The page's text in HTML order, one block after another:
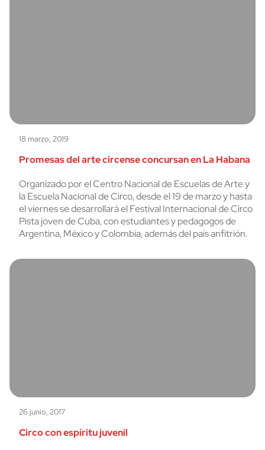
18 marzo, 2019
Promesas del arte circense concursan en La Habana
Organizado por el Centro Nacional de Escuelas de Arte y
la Escuela Nacional de Circo, desde el 19 de marzo y hasta
el viernes se desarrollará el Festival Internacional de Circo
Pista joven de Cuba, con estudiantes y pedagogos de
Argentina, México y Colombia, además del país anfitrión.
26 junio, 2017
Circo con espíritu juvenil